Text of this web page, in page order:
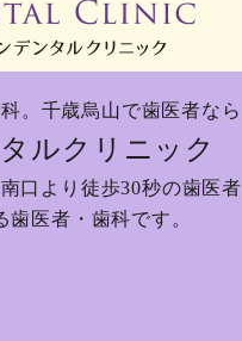
。 千歳烏山で歯医者なら
ルクリニック
口より徒歩30秒の歯医者
医者・歯科です。